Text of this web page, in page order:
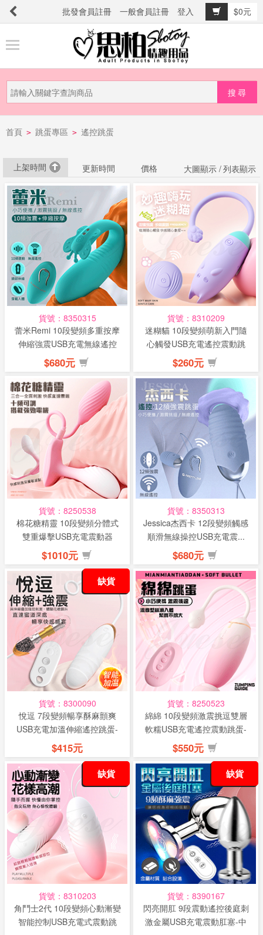
批發會員註冊 一般會員註冊 登入
$0元
品
新
品
市
提
防
騙
電
話
或
簡
發
說
明
首頁 > 跳蛋專區 > 遙控跳蛋
上架時間 更新時間 價格 大圖顯示 /列表顯示
貨號：8350315
蕾米Remi 10段變頻多重按摩
伸縮強震USB充電無線遙控
震...
$680元
貨號：8310209
迷糊貓 10段變頻萌新入門隨
心觸發USB充電遙控震動跳
蛋-紫...
$260元
貨號：8250538
棉花糖精靈 10段變頻分體式
雙重爆擊USB充電震動器
$1010元
貨號：8350313
Jessica杰西卡 12段變頻觸感
順滑無線操控USB充電震...
$680元
貨號：8300090
悅逗 7段變頻暢享酥麻顫爽
USB充電加溫伸縮遙控跳蛋-
白(特...
$415元
缺貨
貨號：8250523
綿綿 10段變頻激震挑逗雙層
軟糯USB充電遙控震動跳蛋-
漸變...
$550元
貨號：8310203
角鬥士2代 10段變頻心動漸變
智能控制USB充電式震動跳
缺貨
貨號：8390167
閃亮開肛 9段震動遙控後庭刺
激金屬USB充電震動肛塞-中
缺貨